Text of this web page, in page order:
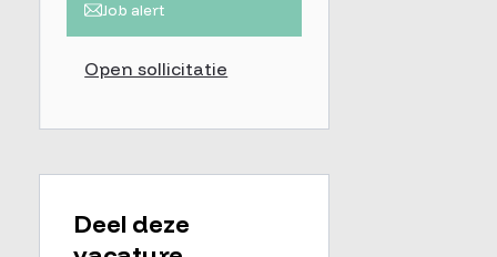
Job alert
Open sollicitatie
Deel deze